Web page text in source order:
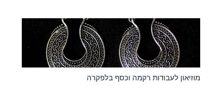
מוזיאון לעבודות רקמה וכסף בלפקרה